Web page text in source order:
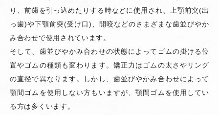
り、前歯を引っ込めたりする時などに使用され、上顎前突(出
っ歯)や下顎前突(受け口)
、開咬などのさまざまな歯並びやか
み合わせで使用されています。
そして、歯並びやかみ合わせの状態によってゴムの掛ける位
置やゴムの種類も変わります。矯正力はゴムの太さやリング
の直径で異なります。しかし、歯並びやかみ合わせによって
顎間ゴムを使用しない方もいますが、顎間ゴムを使用してい
る方は多くいます。